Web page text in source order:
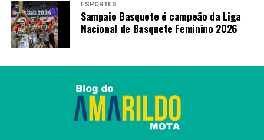
ESPORTES
Sampaio Basquete é campeão da Liga
Nacional de Basquete Feminino 2026